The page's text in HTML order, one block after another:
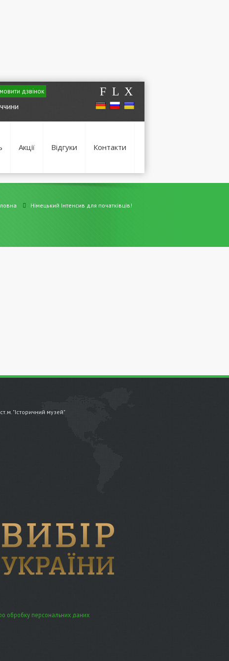
F L X
дзвінок
Акції Відгуки Контакти
Німецький Інтенсив для початківців!
"Історичний музей"
обробку персональних даних